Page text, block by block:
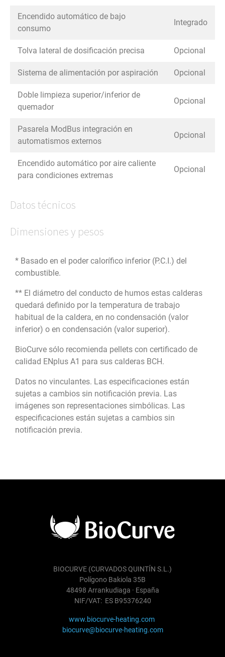
Encendido automático de bajo
consumo
Integrado
Tolva lateral de dosificación precisa Opcional
Sistema de alimentación por aspiración Opcional
Doble limpieza superior/inferior de
quemador
Opcional
Pasarela ModBus integración en
automatismos externos
Opcional
Encendido automático por aire caliente
para condiciones extremas
Opcional
Datos técnicos
Dimensiones y pesos
* Basado en el poder calorífico inferior (P.C.I.) del
combustible.
** El diámetro del conducto de humos estas calderas
quedará definido por la temperatura de trabajo
habitual de la caldera, en no condensación (valor
inferior) o en condensación (valor superior).
BioCurve sólo recomienda pellets con certificado de
calidad ENplus A1 para sus calderas BCH.
Datos no vinculantes. Las especificaciones están
sujetas a cambios sin notificación previa. Las
imágenes son representaciones simbólicas. Las
especificaciones están sujetas a cambios sin
notificación previa.
BIOCURVE (CURVADOS QUINTÍN S.L.)
Polígono Bakiola 35B
48498 Arrankudiaga · España
NIF/VAT: ES B95376240
www.biocurve-heating.com
biocurve@biocurve-heating.com